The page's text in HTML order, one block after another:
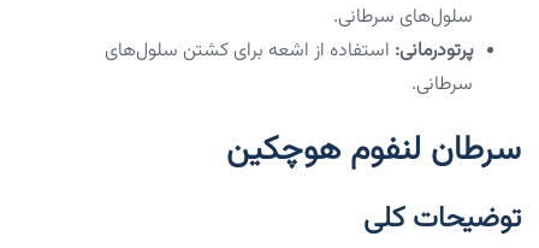
سلول‌های سرطانی.
پرتودرمانی: استفاده از اشعه برای کشتن سلول‌های
سرطانی.
سرطان لنفوم هوچکین
توضیحات کلی